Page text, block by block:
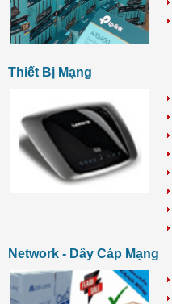
Thiết Bị Mạng
Network - Dây Cáp Mạng